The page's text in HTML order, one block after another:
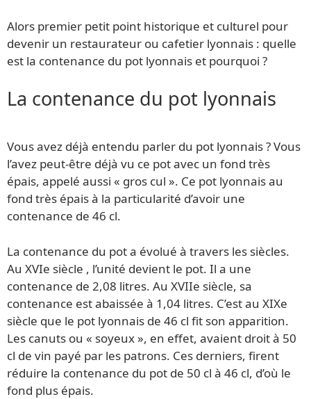
Alors premier petit point historique et culturel pour
devenir un restaurateur ou cafetier lyonnais : quelle
est la contenance du pot lyonnais et pourquoi ?
La contenance du pot lyonnais
Vous avez déjà entendu parler du pot lyonnais ? Vous
l’avez peut-être déjà vu ce pot avec un fond très
épais, appelé aussi « gros cul ». Ce pot lyonnais au
fond très épais à la particularité d’avoir une
contenance de 46 cl.
La contenance du pot a évolué à travers les siècles.
Au XVIe siècle , l’unité devient le pot. Il a une
contenance de 2,08 litres. Au XVIIe siècle, sa
contenance est abaissée à 1,04 litres. C’est au XIXe
siècle que le pot lyonnais de 46 cl fit son apparition.
Les canuts ou « soyeux », en effet, avaient droit à 50
cl de vin payé par les patrons. Ces derniers, firent
réduire la contenance du pot de 50 cl à 46 cl, d’où le
fond plus épais.